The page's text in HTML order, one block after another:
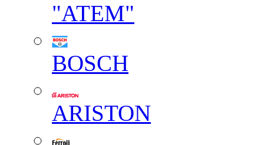
"АТЕМ"
BOSCH
ARISTON